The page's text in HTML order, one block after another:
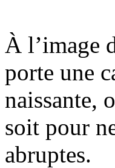
À l’image
porte une
naissante,
soit pour
abruptes.